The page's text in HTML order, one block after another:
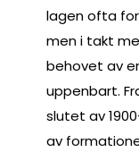
lagen ofta
men i takt
behovet av
uppenbart.
slutet av
av